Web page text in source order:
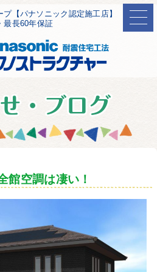
【パナソニック認定施工店】
最長60年保証
館空調は凄い！